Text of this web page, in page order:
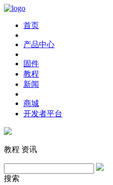
首页
产品中心
固件
教程
新闻
商城
开发者平台
教程 资讯
搜索